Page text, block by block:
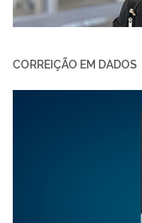
CORREIÇÃO EM DADOS